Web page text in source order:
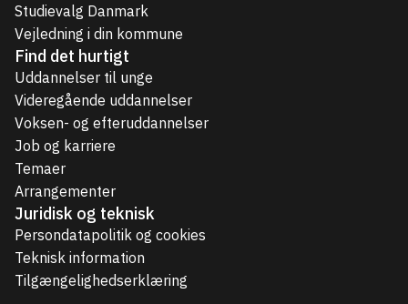
Studievalg Danmark
Vejledning i din kommune
Find det hurtigt
Uddannelser til unge
Videregående uddannelser
Voksen- og efteruddannelser
Job og karriere
Temaer
Arrangementer
Juridisk og teknisk
Persondatapolitik og cookies
Teknisk information
Tilgængelighedserklæring